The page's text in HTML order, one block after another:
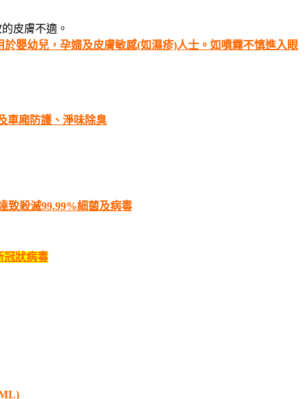
皮膚不適。
嬰幼兒，孕婦及皮膚敏感(如濕疹)人士 。如噴霧不慎進入眼
車廂防護、淨味除臭
致殺滅99.99%細菌及病毒
冠狀病毒